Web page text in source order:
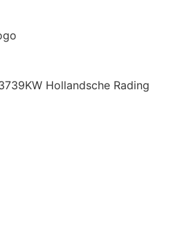
Hollandsche Rading